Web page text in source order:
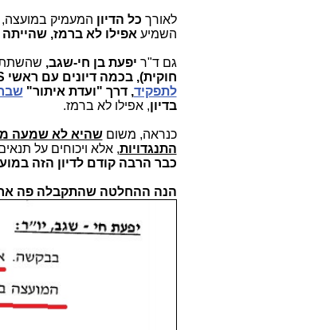
לאורך כל הדיון
השמיע אפילו לא ברמז, שהייתה
גם ד"ר יפעת בן חי-שגב,
חוקית), בכמה דיונים עם ראשי YES
לתפקיד, דרך "ועדת איתור"
בדיון, אפילו לא ברמז.
כנראה, משוםשהיא לא שמעה
התנגדויות, אלא ויכוחים על
כבר הרבה קודם לדיון הזה
הנה ההחלטה שהתקבלה פה